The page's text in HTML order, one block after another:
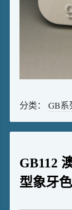
分类： GB系
GB112
型象牙色